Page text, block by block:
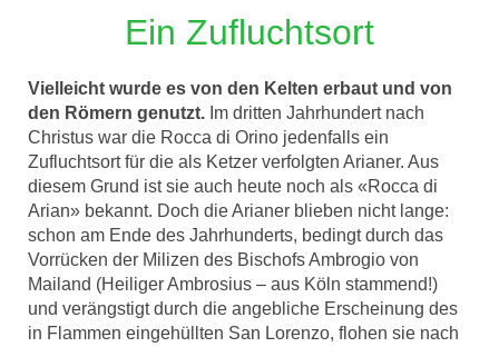
Ein Zufluchtsort
Vielleicht wurde es von den Kelten erbaut und von
den Römern genutzt. Im dritten Jahrhundert nach
Christus war die Rocca di Orino jedenfalls ein
Zufluchtsort für die als Ketzer verfolgten Arianer. Aus
diesem Grund ist sie auch heute noch als «Rocca di
Arian» bekannt. Doch die Arianer blieben nicht lange:
schon am Ende des Jahrhunderts, bedingt durch das
Vorrücken der Milizen des Bischofs Ambrogio von
Mailand (Heiliger Ambrosius – aus Köln stammend!)
und verängstigt durch die angebliche Erscheinung des
in Flammen eingehüllten San Lorenzo, flohen sie nach